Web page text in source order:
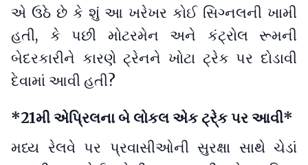
એ ઉઠે છે કે શું આ ખરેખર કોઈ સિગ્નલની ખામી
હતી, કે પછી મોટરમેન અને કંટ્રોલ રૂમની
બેદરકારીને કારણે ટ્રેનને ખોટા ટ્રેક પર દોડાવી
દેવામાં આવી હતી?
*21મી એપ્રિલના બે લોકલ એક ટ્રે્ક પર આવી*
મધ્ય રેલવે પર પ્રવાસીઓની સુરક્ષા સાથે ચેડાં